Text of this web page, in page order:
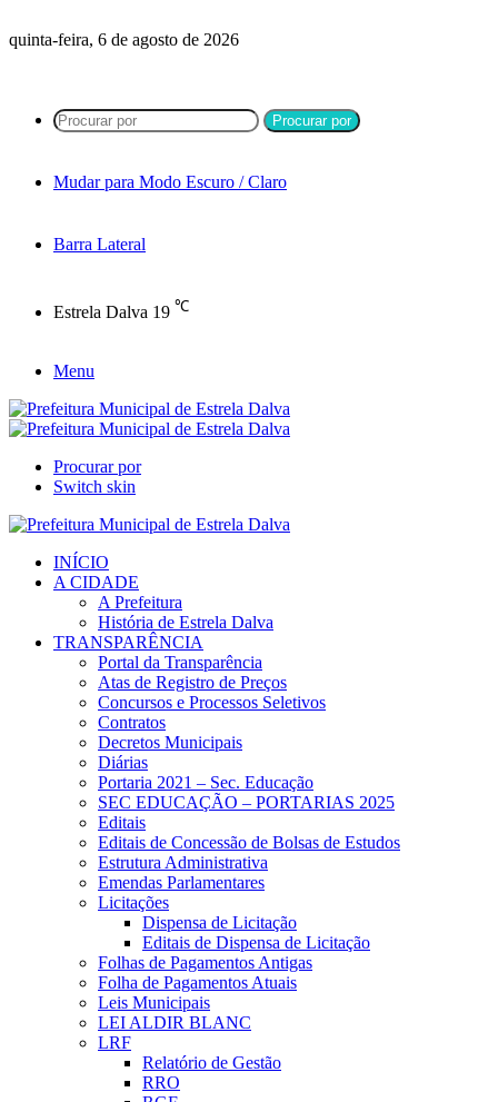
quinta-feira, 6 de agosto de 2026
Procurar por
Mudar para Modo Escuro / Claro
Barra Lateral
Estrela Dalva 19 ℃
Menu
Procurar por
Switch skin
INÍCIO
A CIDADE
A Prefeitura
História de Estrela Dalva
TRANSPARÊNCIA
Portal da Transparência
Atas de Registro de Preços
Concursos e Processos Seletivos
Contratos
Decretos Municipais
Diárias
Portaria 2021 – Sec. Educação
SEC EDUCAÇÃO – PORTARIAS 2025
Editais
Editais de Concessão de Bolsas de Estudos
Estrutura Administrativa
Emendas Parlamentares
Licitações
Dispensa de Licitação
Editais de Dispensa de Licitação
Folhas de Pagamentos Antigas
Folha de Pagamentos Atuais
Leis Municipais
LEI ALDIR BLANC
LRF
Relatório de Gestão
RRO